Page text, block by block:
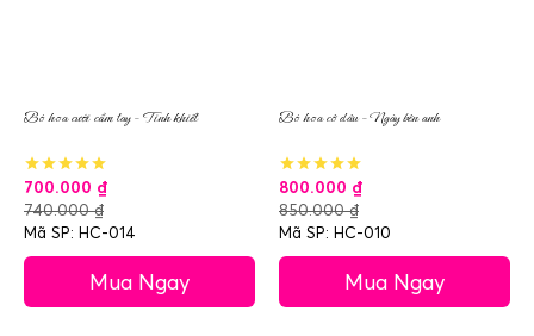
Bó hoa cưới cầm tay – Tinh khiết
700.000 ₫
740.000₫
Mã SP: HC-014
Mua Ngay
Bó hoa cô dâu – Ngày bên anh
800.000 ₫
850.000₫
Mã SP: HC-010
Mua Ngay